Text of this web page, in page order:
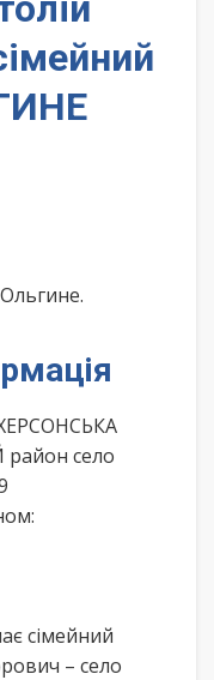
село
сімейний
– село